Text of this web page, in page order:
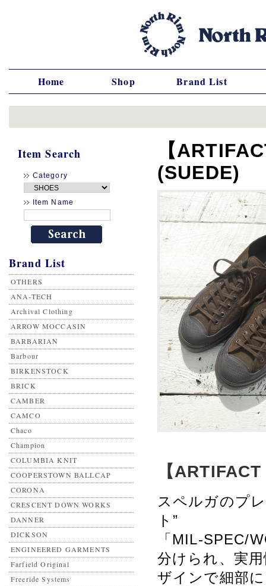
Home Shop Brand List
Item Search
Category
Item Name
Brand List
OTHERS
ANA-TECH
Archival Clothing
ARROW MOCCASIN
BARBARIAN
Barbour
BIRKENSTOCK
BRICK
CAMBER
CAMCO
Chaco
Champion
COLUMBIA KNIT
COOPERSTOWN BALLCAP
CORONA
CRESCENT DOWN WORKS
DANNER
DICKSON
ENGINEERED GARMENTS
Farfield Original
Freeride Systems
【
(SUEDE)
【
スペルガのプ
ト”
「MIL-SPEC/
分けられ、実
ザインで細部